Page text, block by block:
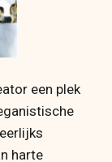
een plek
harte